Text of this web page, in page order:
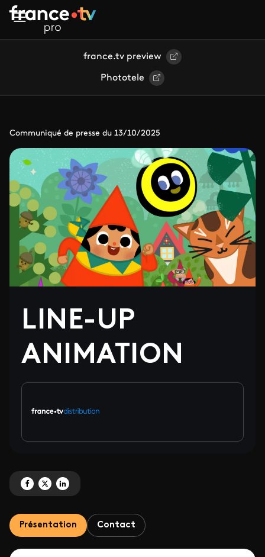
Aller au contenu principal
france.tv preview
Phototele
Communiqué de presse du 13/10/2025
LINE-UP
ANIMATION
Partagez 'LINE-UP ANIMATION' sur Facebook
Partagez 'LINE-UP ANIMATION' sur X
Partagez 'LINE-UP ANIMATION' sur LinkedIn
Présentation Contact